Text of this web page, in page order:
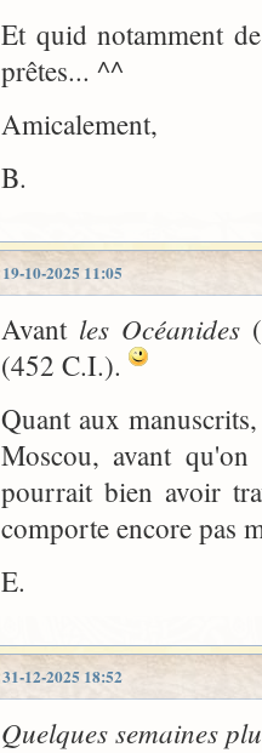
Et quid notamment
prêtes... ^^
Amicalement,
B.
19-10-2025 11:05
Avant les Océanides
(452 C.I.).
Quant aux
Moscou, avant
pourrait bien avoir
comporte encore pas
E.
31-12-2025 18:52
Quelques semaines